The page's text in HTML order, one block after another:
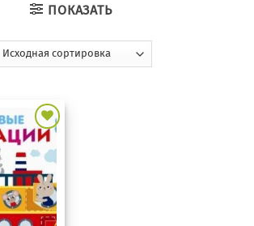
ПОКАЗАТЬ
Добавить
в
избранное